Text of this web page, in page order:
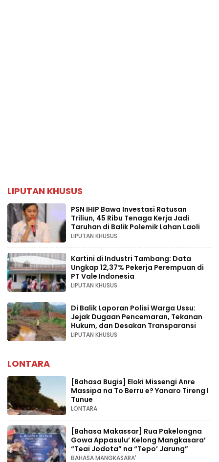
LIPUTAN KHUSUS
PSN IHIP Bawa Investasi Ratusan
Triliun, 45 Ribu Tenaga Kerja Jadi
Taruhan di Balik Polemik Lahan Laoli
LIPUTAN KHUSUS
Kartini di Industri Tambang: Data
Ungkap 12,37% Pekerja Perempuan di
PT Vale Indonesia
LIPUTAN KHUSUS
Di Balik Laporan Polisi Warga Ussu:
Jejak Dugaan Pencemaran, Tekanan
Hukum, dan Desakan Transparansi
LIPUTAN KHUSUS
LONTARA
[Bahasa Bugis] ‎Eloki Missengi Anre
Massipa na To Berru e? Yanaro Tireng I
Tunue
LONTARA
[Bahasa Makassar] Rua Pakelongna
Gowa Appasulu’ Kelong Mangkasara’
“Teai Jodota” na “Tepo’ Jarung”
BAHASA MANGKASARA'